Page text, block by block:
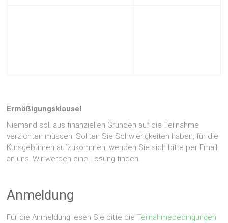
Ermäßigungsklausel
Niemand soll aus finanziellen Gründen auf die Teilnahme
verzichten müssen. Sollten Sie Schwierigkeiten haben, für die
Kursgebühren aufzukommen, wenden Sie sich bitte per Email
an uns. Wir werden eine Lösung finden.
Anmeldung
Für die Anmeldung lesen Sie bitte dieTeilnahmebedingungen